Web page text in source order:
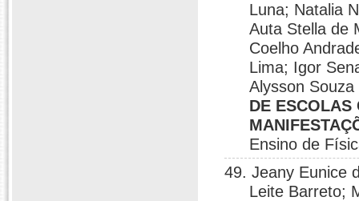
Luna; Natalia
Auta Stella de
Coelho
Lima; Igor
Alysson
DE ESCOLAS
Ensino de
49. Jeany Eunice
Leite Barreto;